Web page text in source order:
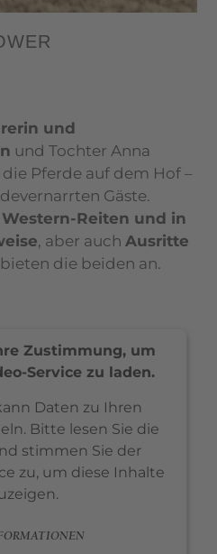
und
und Tochter Anna
Pferde auf dem Hof –
Gäste.
Reiten und in
, aber auchAusritte
bieten die beiden an.
Zustimmung, um
Service zu laden.
Daten zu Ihren
Bitte lesen Sie die
stimmen Sie der
zu, um diese Inhalte